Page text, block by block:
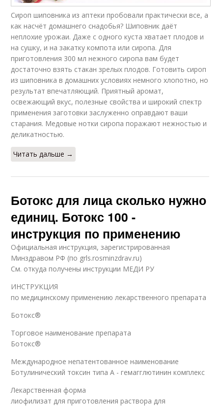
Сироп шиповника из аптеки пробовали практически все, а
как насчёт домашнего снадобья? Шиповник даёт
неплохие урожаи. Даже с одного куста хватает плодов и
на сушку, и на закатку компота или сиропа. Для
приготовления 300 мл нежного сиропа вам будет
достаточно взять стакан зрелых плодов. Готовить сироп
из шиповника в домашних условиях немного хлопотно, но
результат впечатляющий. Приятный аромат,
освежающий вкус, полезные свойства и широкий спектр
применения заготовки заслуженно оправдают ваши
старания. Медовые нотки сиропа поражают нежностью и
деликатностью.
Читать дальше →
Ботокс для лица сколько нужно
единиц. Ботокс 100 -
инструкция по применению
Официальная инструкция, зарегистрированная
Минздравом РФ (по grls.rosminzdrav.ru)
См. откуда получены инструкции МЕДИ РУ
ИНСТРУКЦИЯ
по медицинскому применению лекарственного препарата
Ботокс®
Торговое наименование препарата
Ботокс®
Международное непатентованное наименование
Ботулинический токсин типа A - гемагглютинин комплекс
Лекарственная форма
лиофилизат для приготовления раствора для